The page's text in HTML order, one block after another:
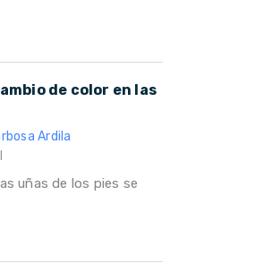
de color en las
Ardila
uñas de los pies se